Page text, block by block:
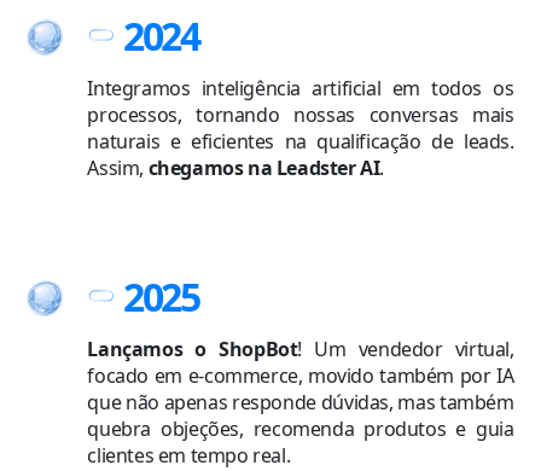
2024
Integramos inteligência artificial em todos os
processos, tornando nossas conversas mais
naturais e eficientes na qualificação de leads.
Assim, chegamos na Leadster AI.
2025
Lançamos o ShopBot! Um vendedor virtual,
focado em e-commerce, movido também por IA
que não apenas responde dúvidas, mas também
quebra objeções, recomenda produtos e guia
clientes em tempo real.